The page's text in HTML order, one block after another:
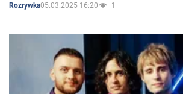
Rozrywka05.03.2025 16:20 1